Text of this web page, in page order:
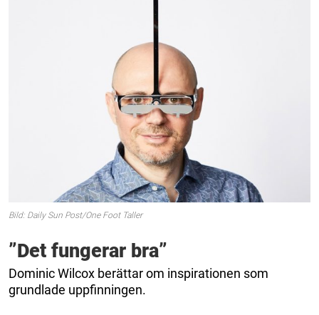
Bild: Daily Sun Post/One Foot Taller
”Det fungerar bra”
Dominic Wilcox berättar om inspirationen som
grundlade uppfinningen.